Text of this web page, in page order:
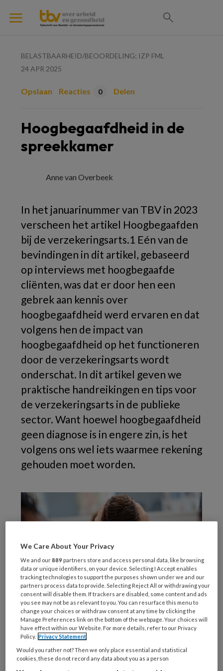
BELASTBAARHEID/BEOORDELING; IZP FML
24 APR 2025
Opslaan Reacties 0 Delen
Hoogbegaafdheid in de
spreekkamer
Anne van Overbeek
In het januarinummer van TBV in 2023
verscheen het artikel Hoogbegaafden
bij de verzekeringsarts.1 Eén van de
bevindingen in dit artikel, gebaseerd
op interviews met hoogbegaafde
cliënten, was dat er door hen een
gebrek aan kennis over
hoogbegaafdheid werd ervaren en dat
volgens hen de impact van
hoogbegaafdheid op het functioneren
door de verzekeringsarts wordt
onderschat. In dit artikel geven we
praktische handreikingen en tips voor
de verzekeringsarts in de publieke
sector. Want hoewel hoogbegaafdheid
geen diagnose is in engere zin, is het
volgens ons wel iets waarmee rekening
gehouden moet worden.
© Siphosethu F / peopleimages.com / AdobeStock
Wees je ervan bewust dat
hoogbegaafdheid voorkomt binnen de SMZ-
populatie.Een deel van de hoogbegaafden
We Care About Your Privacy
We and our889 partners store and access personal data, like browsing
data or unique identifiers, on your device. Selecting I Accept enables
tracking technologies to support the purposes shown under we and our
partners process data to provide. Selecting Reject All or withdrawing your
consent will disable them. If trackers are disabled, some content and ads
you see may not be as relevant to you. You can resurface this menu to
change your choices or withdraw consent at any time by clicking the
Manage Preferences link on the bottom of the webpage. Your choices will
have effect within our Website. For more details, refer to our Privacy
Policy. Privacy Statement
Would you rather not? Then we only place essential and statistical
cookies, these do not record any data about you as a person